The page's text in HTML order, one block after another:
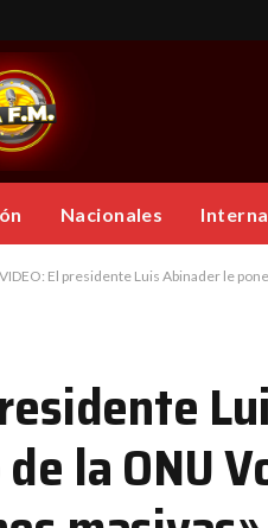
Nacionales
El presidente Luis Abinader le pone el
la ONU